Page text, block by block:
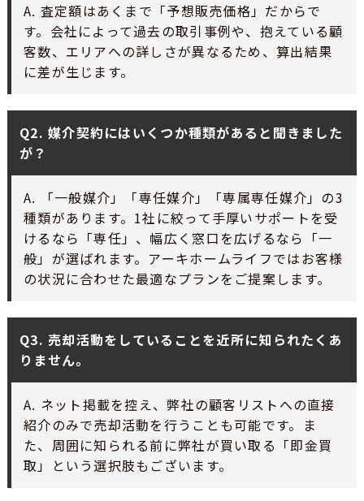
A. 査定額はあくまで「予想販売価格」だからで
す。会社によって過去の取引事例や、抱えている顧
客数、エリアへの詳しさが異なるため、算出結果
に差が生じます。
Q2. 媒介契約にはいくつか種類があると聞きました
が？
A. 「一般媒介」「専任媒介」「専属専任媒介」の3
種類があります。1社に絞って手厚いサポートを受
けるなら「専任」、幅広く窓口を広げるなら「一
般」が選ばれます。アーキホームライフではお客様
の状況に合わせた最適なプランをご提案します。
Q3. 売却活動をしていることを近所に知られたくあ
りません。
A. ネット掲載を控え、弊社の顧客リストへの直接
紹介のみで売却活動を行うことも可能です。ま
た、周囲に知られる前に弊社が買い取る「即金買
取」という選択肢もございます。